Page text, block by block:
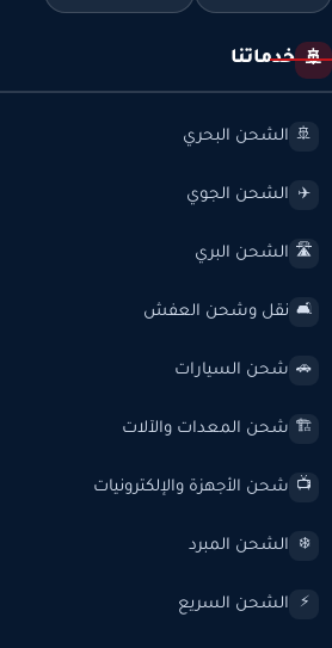
🚢 خدماتنا
🚢 الشحن البحري
✈️ الشحن الجوي
🛣️ الشحن البري
🛋️ نقل وشحن العفش
🚗 شحن السيارات
🏗️ شحن المعدات والآلات
📺 شحن الأجهزة والإلكترونيات
❄️ الشحن المبرد
⚡ الشحن السريع